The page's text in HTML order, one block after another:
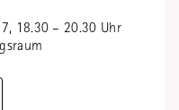
18.30 – 20.30 Uhr